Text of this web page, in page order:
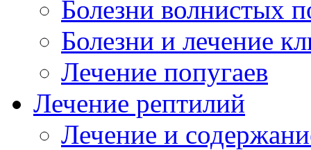
Болезни волнистых
Болезни и лечение
Лечение попугаев
Лечение рептилий
Лечение и